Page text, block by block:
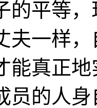
的平等
夫一样
能真正
员的人